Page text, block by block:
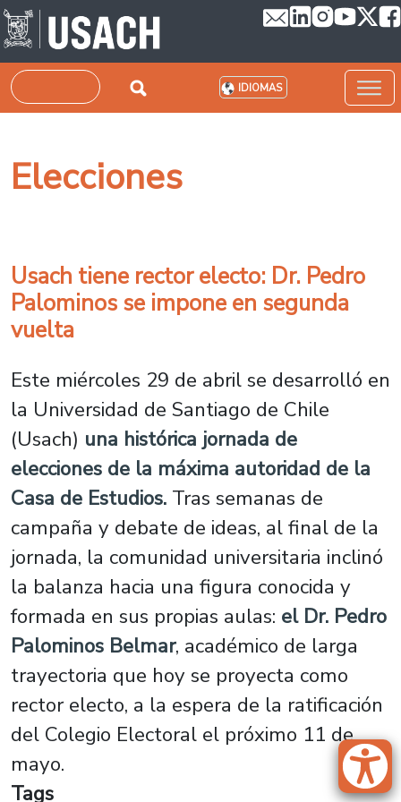
Pasar al contenido principal
Buscar IDIOMAS
Elecciones
Usach tiene rector electo: Dr. Pedro
Palominos se impone en segunda
vuelta
Este miércoles 29 de abril se desarrolló en
la Universidad de Santiago de Chile
(Usach) una histórica jornada de
elecciones de la máxima autoridad de la
Casa de Estudios. Tras semanas de
campaña y debate de ideas, al final de la
jornada, la comunidad universitaria inclinó
la balanza hacia una figura conocida y
formada en sus propias aulas: el Dr. Pedro
Palominos Belmar, académico de larga
trayectoria que hoy se proyecta como
rector electo, a la espera de la ratificación
del Colegio Electoral el próximo 11 de
mayo.
Tags